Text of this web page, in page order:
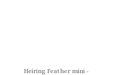
Heiring Feather mini -